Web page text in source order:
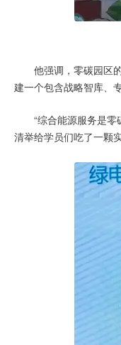
他强调，零碳园区
建一个包含战略智库、
“综合能源服务是
清举给学员们吃了一颗